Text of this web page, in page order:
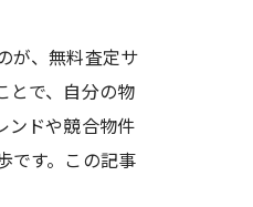
が、無料査定サ
とで、自分の物
ンドや競合物件
です。この記事